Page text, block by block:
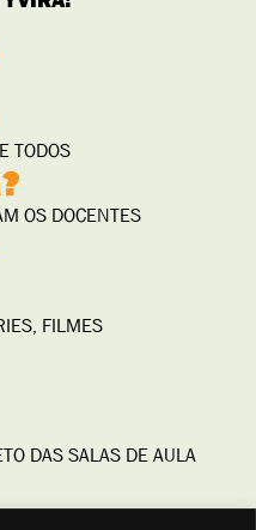
TODOS
OS DOCENTES
FILMES
DAS SALAS DE AULA